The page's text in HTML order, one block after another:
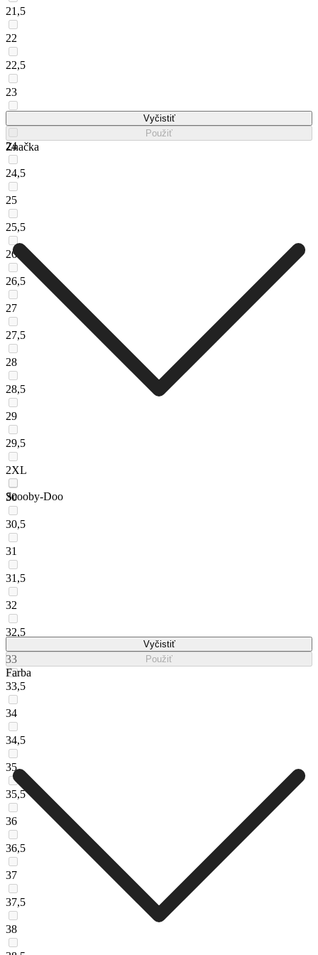
21,5
22
22,5
23
24
24,5
25
25,5
26
26,5
27
27,5
28
28,5
29
29,5
2XL
30
30,5
31
31,5
32
32,5
33
33,5
34
34,5
35
35,5
36
36,5
37
37,5
38
Vyčistiť
Použiť
Značka
Scooby-Doo
Vyčistiť
Použiť
Farba